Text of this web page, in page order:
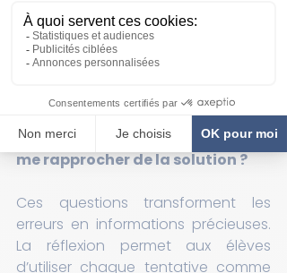
🔹 Où ma stratégie a-t-elle
manqué d’efficacité ?
🔹 Comment puis-je aborder la
tâche différemment la
🔹 Quelles étapes m’ont aidé à
me rapprocher de la solution ?
Ces questions transforment les
erreurs en informations précieuses.
La réflexion permet aux élèves
d’utiliser chaque tentative comme